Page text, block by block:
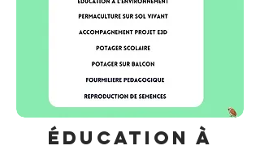
ÉDUCATION À